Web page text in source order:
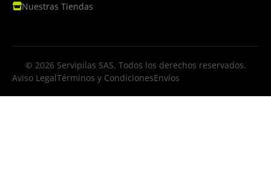
Nuestras Tiendas
© 2026 Servipilas SAS. Todos los derechos reservados.
Aviso LegalTérminos y CondicionesEnvíos